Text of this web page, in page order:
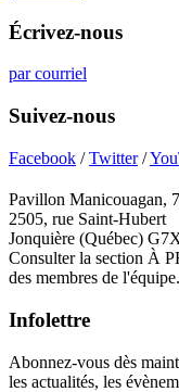
Écrivez-nous
par courriel
Suivez-nous
Facebook /Twitter/
Pavillon Manicouagan, 7
2505, rue Saint-Hubert
Jonquière (Québec)
Consulter la section À
des membres de l'équipe.
Infolettre
Abonnez-vous dès
les actualités, les